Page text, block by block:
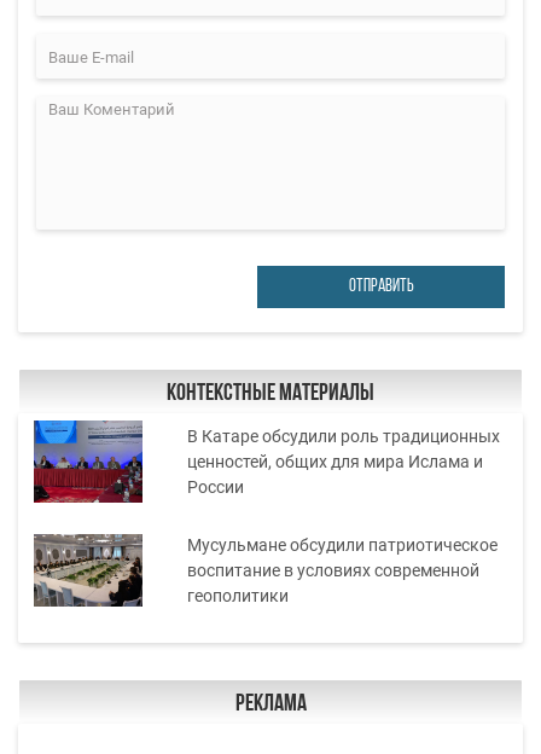
ОТПРАВИТЬ
Контекстные материалы
В Катаре обсудили роль традиционных
ценностей, общих для мира Ислама и
России
Мусульмане обсудили патриотическое
воспитание в условиях современной
геополитики
Реклама